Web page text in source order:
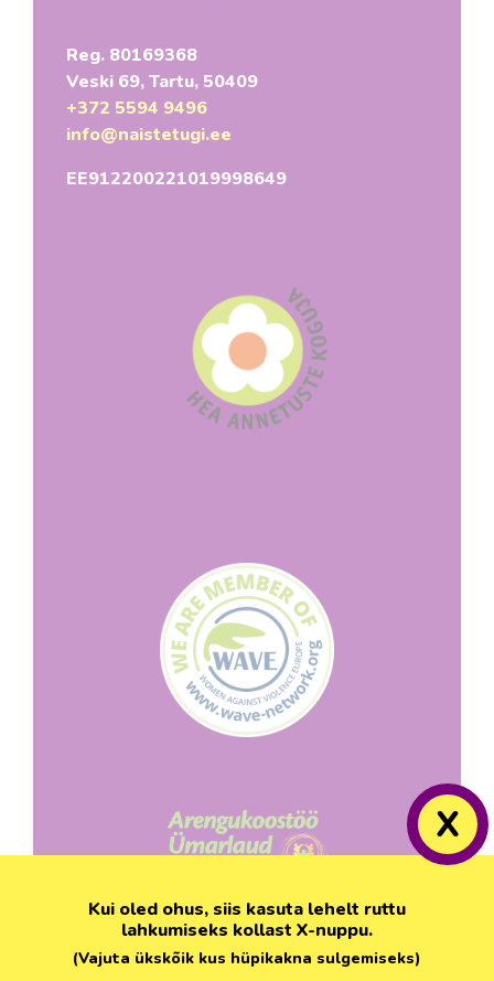
X
Reg. 80169368
Veski 69, Tartu, 50409
+372 5594 9496
info@naistetugi.ee
EE912200221019998649
Kui oled ohus, siis kasuta lehelt ruttu
lahkumiseks kollast X-nuppu.
(Vajuta ükskõik kus hüpikakna sulgemiseks)